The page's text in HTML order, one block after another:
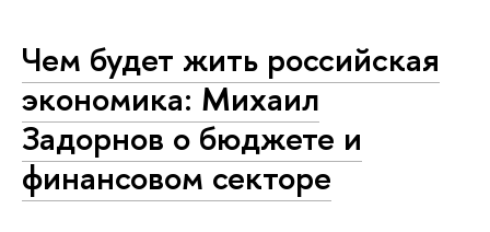
Чем будет жить российская
экономика: Михаил
Задорнов о бюджете и
финансовом секторе